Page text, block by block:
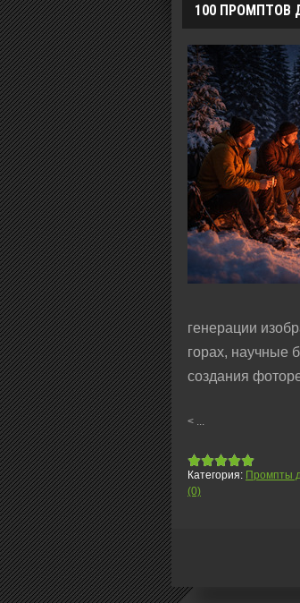
100 ПРОМПТОВ
генерации
горах, научные
создания
< ...
Категория: Промпты
(0)